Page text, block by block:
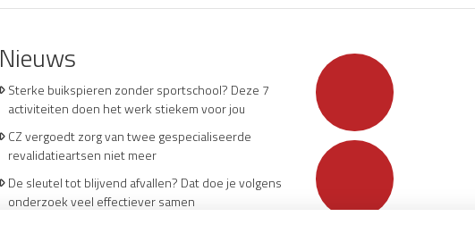
Nieuws
Sterke buikspieren zonder sportschool? Deze 7
activiteiten doen het werk stiekem voor jou
CZ vergoedt zorg van twee gespecialiseerde
revalidatieartsen niet meer
De sleutel tot blijvend afvallen? Dat doe je volgens
onderzoek veel effectiever samen